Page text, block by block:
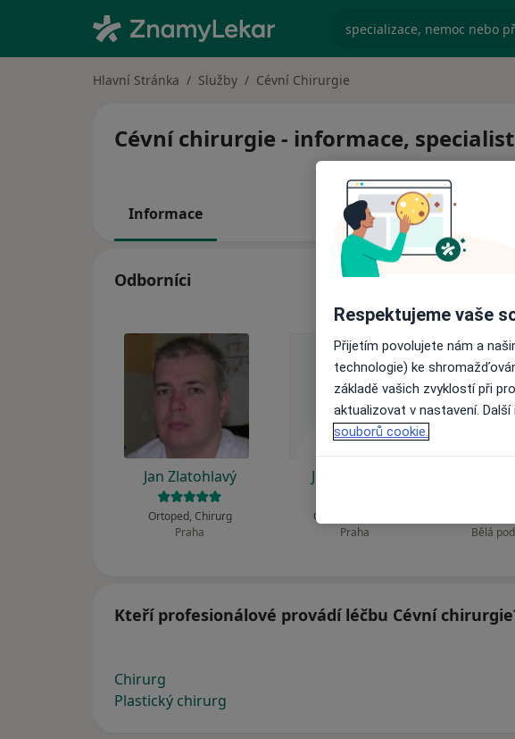
specializace, nemoc nebo
Hlavní Stránka Služby Cévní Chirurgie
Cévní chirurgie - informace,
Informace
Odborníci
Jan Zlatohlavý
Ortoped, Chirurg
Praha
Josef Mráček
Ortoped, Chirurg
Praha
Bělá
Kteří profesionálové provádí léčbu Cévní
Chirurg
Plastický chirurg
Respektujeme vaše
Přijetím povolujete nám a
technologie) ke
základě vašich zvyklostí při
aktualizovat v nastavení.
souborů cookie.